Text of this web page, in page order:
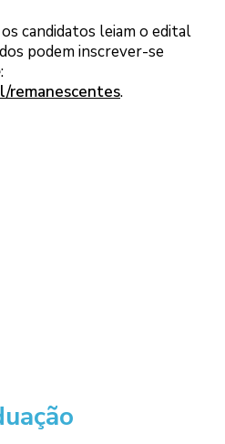
candidatos leiam o edital
podem inscrever-se
:
remanescentes.